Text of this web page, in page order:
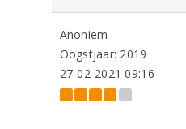
Anoniem
Oogstjaar: 2019
27-02-2021 09:16